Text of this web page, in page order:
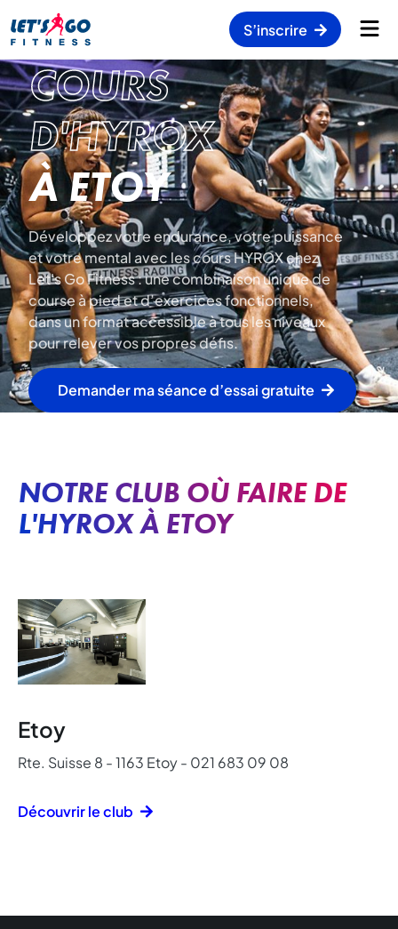
S’inscrire
COURS
D'HYROX
À ETOY
Développez votre endurance, votre puissance
et votre mental avec les cours HYROX chez
Let's Go Fitness : une combinaison unique de
course à pied et d’exercices fonctionnels,
dans un format accessible à tous les niveaux
pour relever vos propres défis.
Demander ma séance d’essai gratuite
NOTRE CLUB OÙ FAIRE DE
L'HYROX À ETOY
Etoy
Rte. Suisse 8 - 1163 Etoy - 021 683 09 08
Découvrir le club